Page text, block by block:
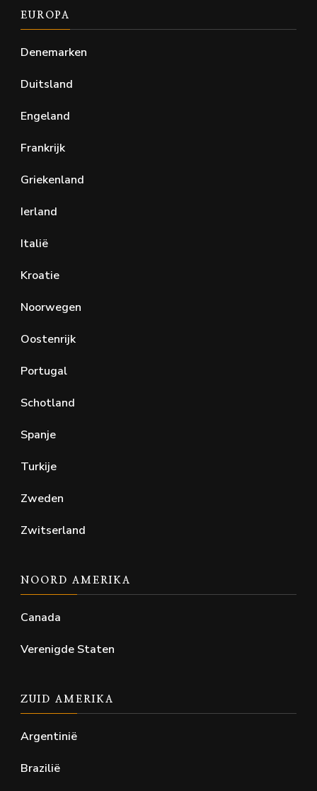
EUROPA
Denemarken
Duitsland
Engeland
Frankrijk
Griekenland
Ierland
Italië
Kroatie
Noorwegen
Oostenrijk
Portugal
Schotland
Spanje
Turkije
Zweden
Zwitserland
NOORD AMERIKA
Canada
Verenigde Staten
ZUID AMERIKA
Argentinië
Brazilië